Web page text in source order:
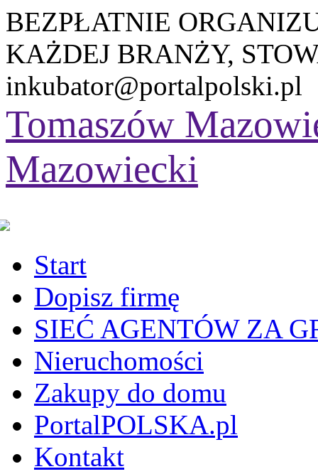
BEZPŁATNIE
KAŻDEJ BRANŻY,
inkubator@portalpolski.pl
Tomaszów
Mazowiecki
Start
Dopisz firmę
SIEĆ AGENTÓW ZA
Nieruchomości
Zakupy do domu
PortalPOLSKA.pl
Kontakt